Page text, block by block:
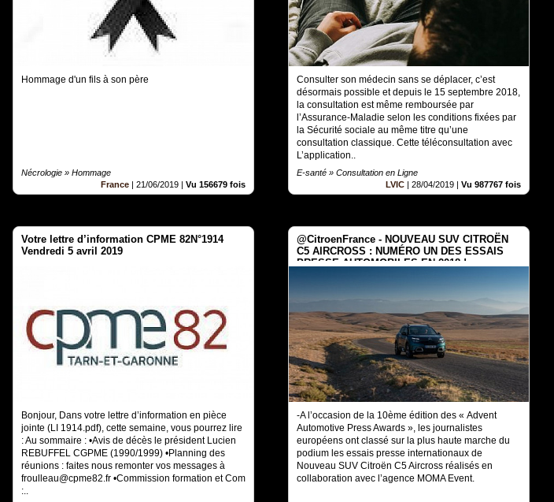
Hommage d'un fils à son père
Nécrologie » Hommage
France |21/06/2019 |Vu 156679 fois
Consulter son médecin sans se déplacer, c’est
désormais possible et depuis le 15 septembre 2018,
la consultation est même remboursée par
l’Assurance-Maladie selon les conditions fixées par
la Sécurité sociale au même titre qu’une
consultation classique. Cette téléconsultation avec
L’application..
E-santé » Consultation en Ligne
LVIC |28/04/2019 |Vu 987767 fois
Votre lettre d’information CPME 82N°1914
Vendredi 5 avril 2019
Bonjour, Dans votre lettre d’information en pièce
jointe (LI 1914.pdf), cette semaine, vous pourrez lire
: Au sommaire : •Avis de décès le président Lucien
REBUFFEL CGPME (1990/1999) •Planning des
réunions : faites nous remonter vos messages à
froulleau@cpme82.fr •Commission formation et Com
:..
@CitroenFrance - NOUVEAU SUV CITROËN
C5 AIRCROSS : NUMÉRO UN DES ESSAIS
PRESSE AUTOMOBILES EN 2018 !
-A l’occasion de la 10ème édition des « Advent
Automotive Press Awards », les journalistes
européens ont classé sur la plus haute marche du
podium les essais presse internationaux de
Nouveau SUV Citroën C5 Aircross réalisés en
collaboration avec l’agence MOMA Event.